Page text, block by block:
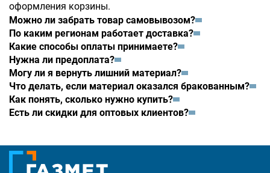
оформления корзины.
Можно ли забрать товар самовывозом?
По каким регионам работает доставка?
Какие способы оплаты принимаете?
Нужна ли предоплата?
Могу ли я вернуть лишний материал?
Что делать, если материал оказался бракованным?
Как понять, сколько нужно купить?
Есть ли скидки для оптовых клиентов?